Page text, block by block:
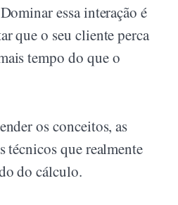
essa interação é
que o seu cliente perca
tempo do que o
os conceitos, as
técnicos que realmente
do cálculo.